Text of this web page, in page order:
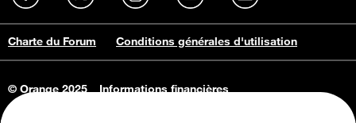
Charte du Forum Conditions générales d'utilisation
© Orange 2025
Informations financières